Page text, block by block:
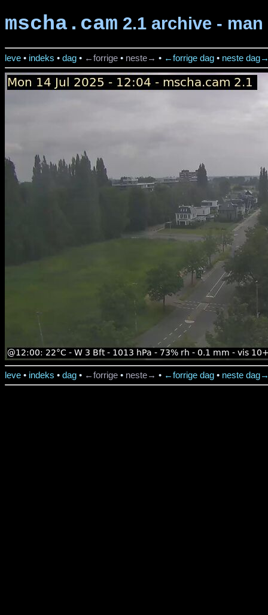
mscha.cam 2.1 archive -
leve • indeks • dag • ←forrige • neste→ • ←forrige dag • neste
leve • indeks • dag • ←forrige • neste→ • ←forrige dag • neste